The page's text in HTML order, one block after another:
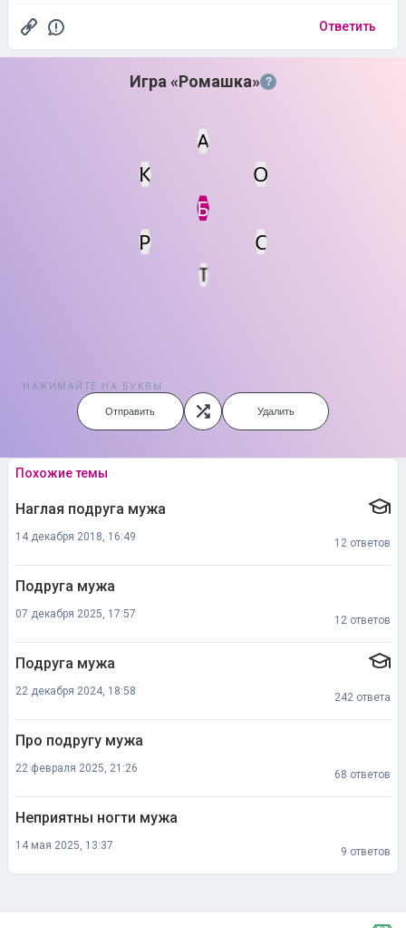
Ответить
Игра «Ромашка» ?
Мин. кол-во очков
Б
А
К
О
Р
С
Т
НАЖИМАЙТЕ НА БУКВЫ
Отправить Удалить
Похожие темы
Наглая подруга мужа
14 декабря 2018, 16:49
12 ответов
Подруга мужа
07 декабря 2025, 17:57
12 ответов
Подруга мужа
22 декабря 2024, 18:58
242 ответа
Про подругу мужа
22 февраля 2025, 21:26
68 ответов
Неприятны ногти мужа
14 мая 2025, 13:37
9 ответов